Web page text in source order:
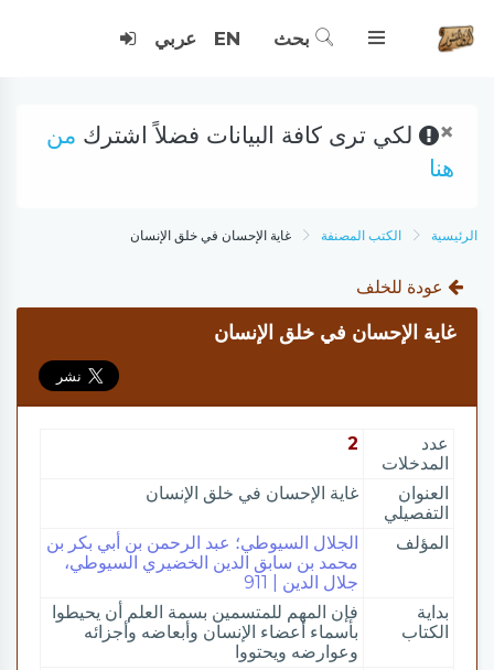
بحث EN عربي
× لكي ترى كافة البيانات فضلاً اشترك من
هنا
الرئيسية الكتب المصنفة غاية الإحسان في خلق الإنسان
عودة للخلف
غاية الإحسان في خلق الإنسان
عدد
المدخلات
2
العنوان
التفصيلي
غاية الإحسان في خلق الإنسان
المؤلف
الجلال السيوطي؛ عبد الرحمن بن أبي بكر بن
محمد بن سابق الدين الخضيري السيوطي،
جلال الدين | 911
بداية
الكتاب
فإن المهم للمتسمين بسمة العلم أن يحيطوا
بأسماء أعضاء الإنسان وأبعاضه وأجزائه
وعوارضه ويحتووا